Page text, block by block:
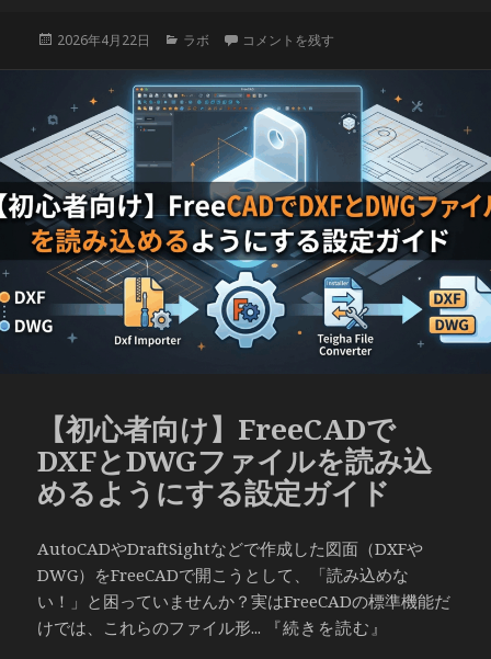
投
2026年4月22日
カ
ゴ
リ
ラボ 「A評価」って結局なんなの？基準をガ
コメントを残す
【初心者向け】FreeCADで
DXFとDWGファイルを読み込
めるようにする設定ガイド
AutoCADやDraftSightなどで作成した図面（DXFや
DWG）をFreeCADで開こうとして、「読み込めな
い！」と困っていませんか？実はFreeCADの標準機能だ
けでは、これらのファイル形...
『続きを読む』